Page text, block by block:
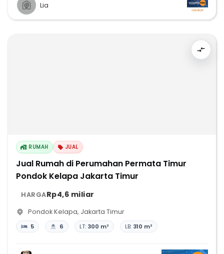
Lia
RUMAH JUAL
Jual Rumah di Perumahan Permata Timur
Pondok Kelapa Jakarta Timur
HARGARp4,6 miliar
Pondok Kelapa, Jakarta Timur
5 6 LT: 300 m² LB: 310 m²